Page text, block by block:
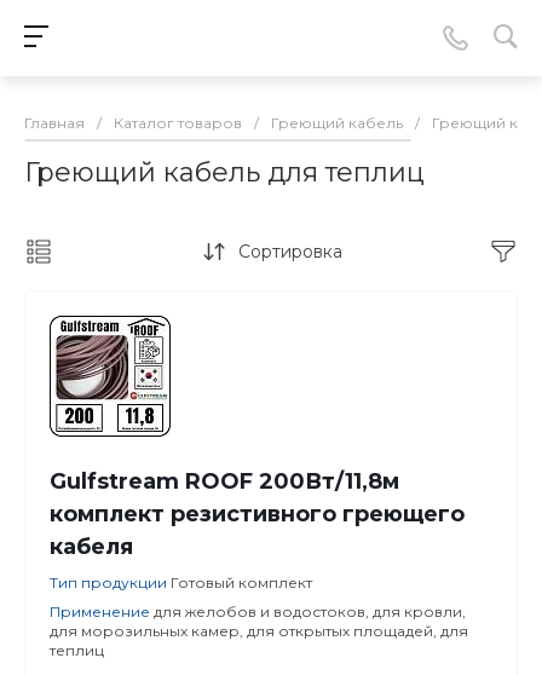
Главная / Каталог товаров / Греющий кабель / Греющий
Греющий кабель для теплиц
Сортировка
Gulfstream ROOF 200Вт/11,8м
комплект резистивного греющего
кабеля
Тип продукции Готовый комплект
Применение для желобов и водостоков, для кровли,
для морозильных камер, для открытых площадей, для
теплиц